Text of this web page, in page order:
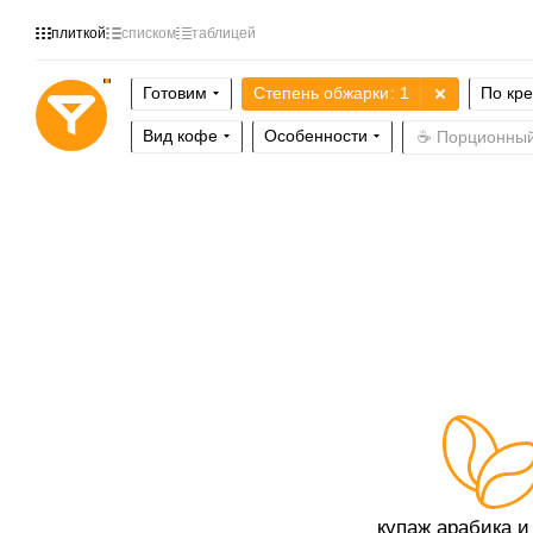
плиткой списком таблицей
Готовим Степень обжарки: 1 По
Вид кофе Особенности ☕
купаж арабика